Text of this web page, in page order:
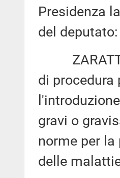
Presidenza
del deputato:
ZARATTI:
di procedura
gravi o
norme per
delle